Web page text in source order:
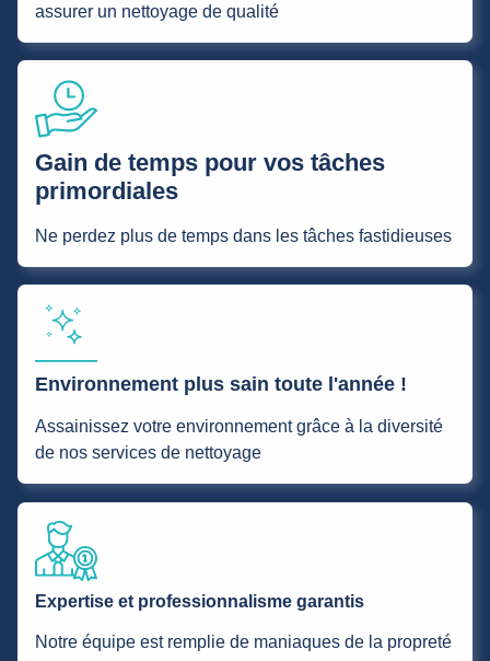
assurer un nettoyage de qualité
Gain de temps pour vos tâches
primordiales
Ne perdez plus de temps dans les tâches fastidieuses
Environnement plus sain toute l'année !
Assainissez votre environnement grâce à la diversité
de nos services de nettoyage
Expertise et professionnalisme garantis
Notre équipe est remplie de maniaques de la propreté